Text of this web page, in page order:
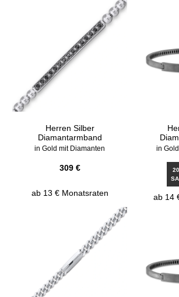
Herren Silber
Diamantarmband
in Gold mit Diamanten
309 €
ab 13 € Monatsraten
in
ab 14